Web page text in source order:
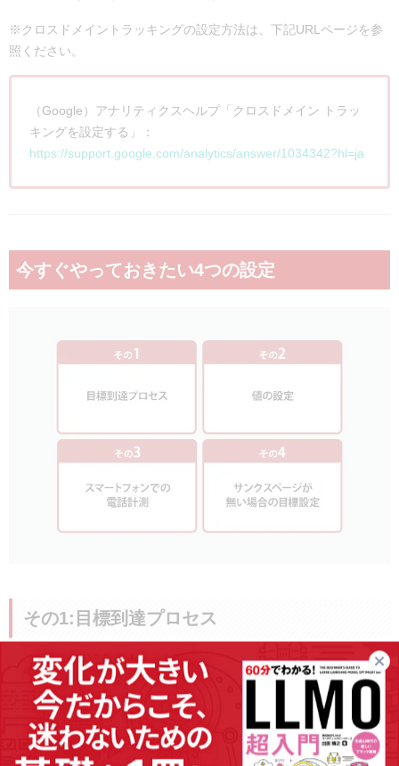
※クロスドメイントラッキングの設定方法は、下記URLページを参
照ください。
（Google）アナリティクスヘルプ「クロスドメイン トラッ
キングを設定する」：
https://support.google.com/analytics/answer/1034342?hl=ja
今すぐやっておきたい4つの設定
その1:目標到達プロセス
「流入数が多いにも関わらず、CV数が伸びていない」
そんな時には、CVに至るプロセスに課題が潜んでいる可能性があり
ます。
プロセスのどこに課題が潜んでいるのかを知るうえでは、「目標到